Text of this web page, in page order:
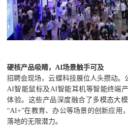
硬核产品吸睛，AI场景触手可及
招聘会现场，云蝶科技展位人头攒动。
AI智能鼠标及AI智能耳机等智能终端
体验。这些产品深度融合了多模态大
“AI+”在教育、办公等场景的创新应用
落地的无限潜力。